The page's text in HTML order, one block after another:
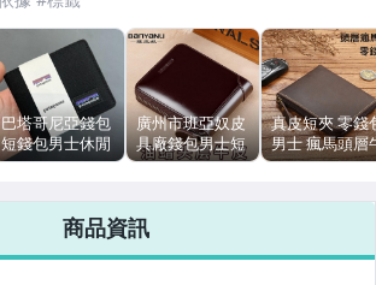
巴塔哥尼亞錢包
短錢包男士休閒
卡包錢包禮物黑
廣州市班亞奴皮
具廠錢包男士短
版真皮多功能駕
錢夾
真皮短夾 零錢
男士 瘋馬頭層
皮短版拉鍊錢
夾學生簡約錢
商品資訊